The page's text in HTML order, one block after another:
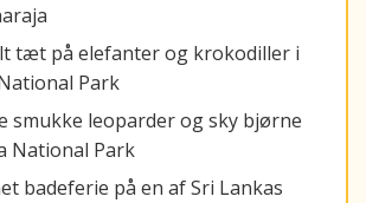
tæt på elefanter og krokodiller i
Park
smukke leoparder og sky bjørne
National Park
badeferie på en af Sri Lankas